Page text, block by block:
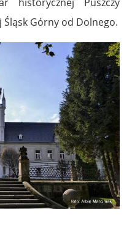
Górny od Dolnego.